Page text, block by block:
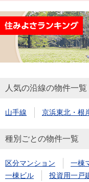
件
を
探
す
購入向け
サービス
住まいと
暮らしの
売却向け
サービス
住まいと
暮らしの
税金の本
（電子ブ
ック）
人気の沿線の物件一覧
山手線 京浜東北・根
種別ごとの物件一覧
区分マンション 一棟
一棟ビル
投資用一戸